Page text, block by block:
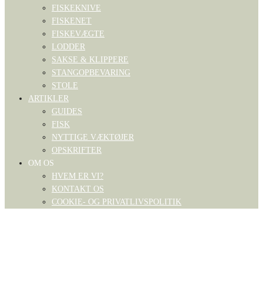
FISKEKNIVE
FISKENET
FISKEVÆGTE
LODDER
SAKSE & KLIPPERE
STANGOPBEVARING
STOLE
ARTIKLER
GUIDES
FISK
NYTTIGE VÆKTØJER
OPSKRIFTER
OM OS
HVEM ER VI?
KONTAKT OS
COOKIE- OG PRIVATLIVSPOLITIK